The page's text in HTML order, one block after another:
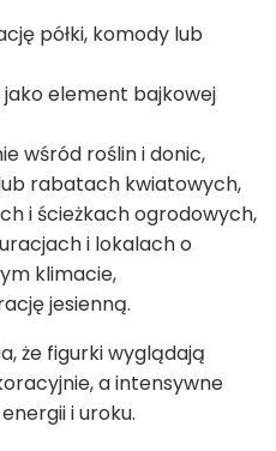
półki, komody lub
element bajkowej
wśród roślin i donic,
rabatach kwiatowych,
i ścieżkach ogrodowych,
i lokalach o
klimacie,
jesienną.
że figurki wyglądają
a intensywne
i uroku.